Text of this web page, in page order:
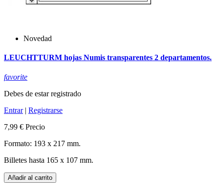
Novedad
LEUCHTTURM hojas Numis transparentes 2 departamentos.
favorite
Debes de estar registrado
Entrar| Registrarse
7,99 € Precio
Formato: 193 x 217 mm.
Billetes hasta 165 x 107 mm.
Añadir al carrito